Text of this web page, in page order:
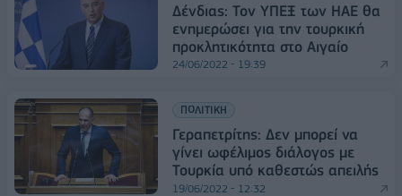
Δένδιας: Τον ΥΠΕΞ των ΗΑΕ θα
ενημερώσει για την τουρκική
προκλητικότητα στο Αιγαίο
24/06/2022 - 19:39
ΠΟΛΙΤΙΚΗ
Γεραπετρίτης: Δεν μπορεί να
γίνει ωφέλιμος διάλογος με
Τουρκία υπό καθεστώς απειλής
19/06/2022 - 12:32